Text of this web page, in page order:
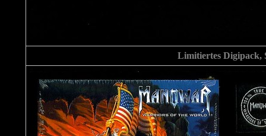
Limitiertes Digipack,